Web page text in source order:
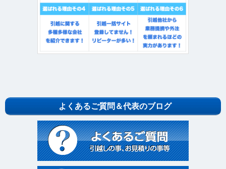
よくあるご質問＆代表のブログ